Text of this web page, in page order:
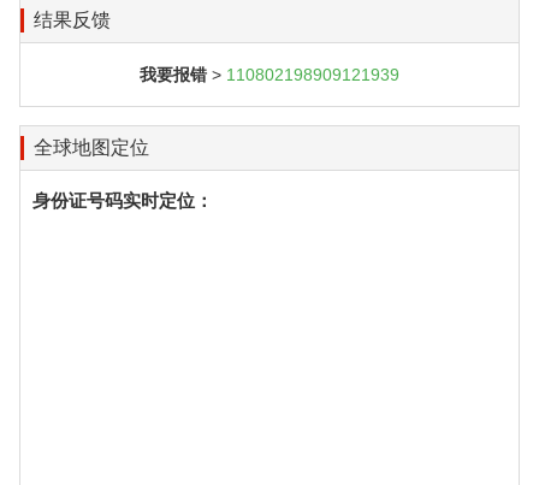
结果反馈
我要报错 > 110802198909121939
全球地图定位
身份证号码实时定位：